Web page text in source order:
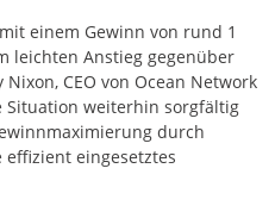
einem Gewinn von rund 1
leichten Anstieg gegenüber
CEO von Ocean Network
Situation weiterhin sorgfältig
durch
effizient eingesetztes